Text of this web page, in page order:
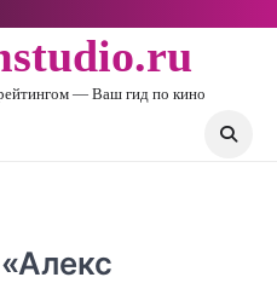
— Ваш гид по кино